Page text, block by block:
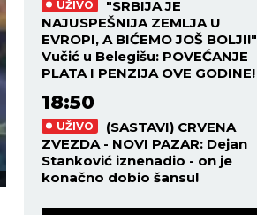
UŽIVO
"SRBIJA JE
NAJUSPEŠNIJA ZEMLJA U
EVROPI, A BIĆEMO JOŠ BOLJI!"
Vučić u Belegišu: POVEĆANJE
PLATA I PENZIJA OVE GODINE!
18:50
UŽIVO
(SASTAVI) CRVENA
ZVEZDA - NOVI PAZAR: Dejan
Stanković iznenadio - on je
konačno dobio šansu!